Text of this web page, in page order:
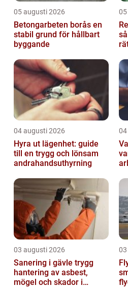
05 augusti 2026
Betongarbeten borås en
stabil grund för hållbart
byggande
04 augusti 2026
Hyra ut lägenhet: guide
till en trygg och lönsam
andrahandsuthyrning
03 augusti 2026
Sanering i gävle trygg
hantering av asbest,
mögel och skador i